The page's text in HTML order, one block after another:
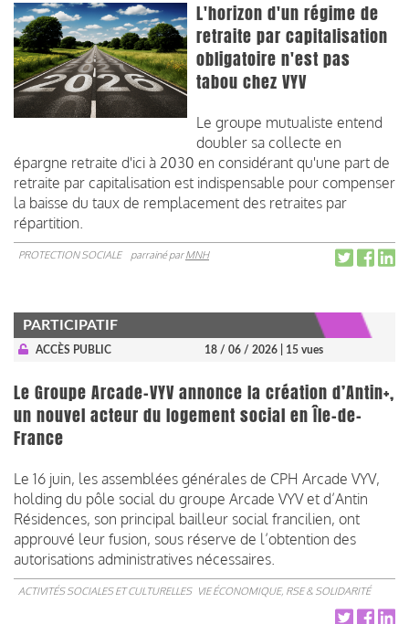
L'horizon d'un régime de
retraite par capitalisation
obligatoire n'est pas
tabou chez VYV
Le groupe mutualiste entend
doubler sa collecte en
épargne retraite d'ici à 2030 en considérant qu'une part de
retraite par capitalisation est indispensable pour compenser
la baisse du taux de remplacement des retraites par
répartition.
PROTECTION SOCIALE parrainé parMNH
PARTICIPATIF
ACCÈS PUBLIC 18 / 06 / 2026 | 15 vues
Le Groupe Arcade-VYV annonce la création d’Antin+,
un nouvel acteur du logement social en Île-de-
France
Le 16 juin, les assemblées générales de CPH Arcade VYV,
holding du pôle social du groupe Arcade VYV et d’Antin
Résidences, son principal bailleur social francilien, ont
approuvé leur fusion, sous réserve de l’obtention des
autorisations administratives nécessaires.
ACTIVITÉS SOCIALES ET CULTURELLES VIE ÉCONOMIQUE, RSE & SOLIDARITÉ